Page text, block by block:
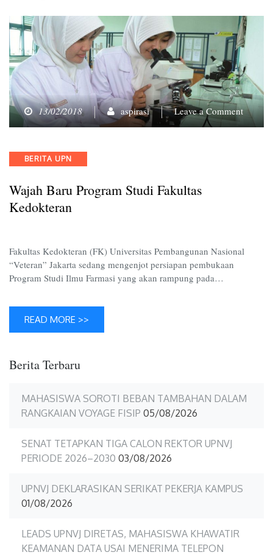
13/02/2018 aspirasi Leave a Commenton
Wajah
Categories
BERITA UPN
Wajah Baru Program Studi Fakultas
Kedokteran
Fakultas Kedokteran (FK) Universitas Pembangunan Nasional
“Veteran” Jakarta sedang mengenjot persiapan pembukaan
Program Studi Ilmu Farmasi yang akan rampung pada…
READ MORE >>
Berita Terbaru
MAHASISWA SOROTI BEBAN TAMBAHAN DALAM
RANGKAIAN VOYAGE FISIP 05/08/2026
SENAT TETAPKAN TIGA CALON REKTOR UPNVJ
PERIODE 2026–2030 03/08/2026
UPNVJ DEKLARASIKAN SERIKAT PEKERJA KAMPUS
01/08/2026
LEADS UPNVJ DIRETAS, MAHASISWA KHAWATIR
KEAMANAN DATA USAI MENERIMA TELEPON